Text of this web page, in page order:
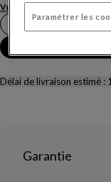
Voir plus Télécharger la
Délai de livraison estimé :
Garantie
Paramétrer les